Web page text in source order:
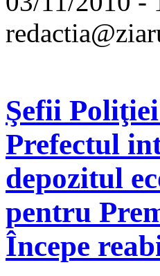
Şefii
Prefectul
depozitul
pentru
Începe